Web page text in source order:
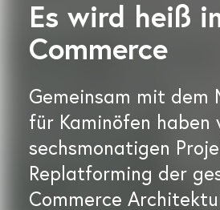
Es wird heiß
Commerce
Gemeinsam mit dem
für Kaminöfen haben
sechsmonatigen
Replatforming der
Commerce